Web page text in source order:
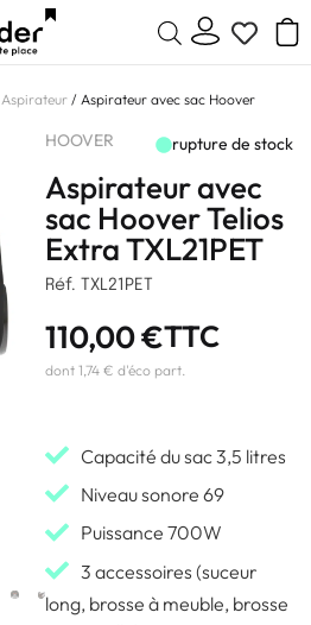
Aspirateur / Aspirateur avec sac Hoover
HOOVER rupture de stock
Aspirateur avec
sac Hoover Telios
Extra TXL21PET
Réf. TXL21PET
110,00€TTC
dont 1,74 € d'éco part.
Capacité du sac 3,5 litres
Niveau sonore 69
Puissance 700W
3 accessoires (suceur
long, brosse à meuble, brosse